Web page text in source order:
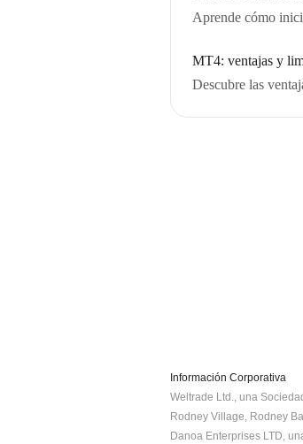
Aprende cómo
MT4: ventajas y
Descubre las
Información Corporativa
Weltrade Ltd., una
Rodney Village, Rodney
Danoa Enterprises LTD,